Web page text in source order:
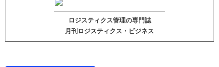
ロジスティクス管理の専門誌
月刊ロジスティクス・ビジネス